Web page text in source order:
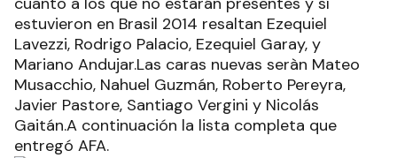
estuvieron en Brasil 2014 resaltan Ezequiel
Lavezzi, Rodrigo Palacio, Ezequiel Garay, y
Mariano Andujar.Las caras nuevas seràn Mateo
Musacchio, Nahuel Guzmán, Roberto Pereyra,
Javier Pastore, Santiago Vergini y Nicolás
Gaitán.A continuación la lista completa que
entregó AFA.